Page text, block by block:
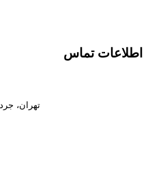
اطلاعات تماس
تهران،